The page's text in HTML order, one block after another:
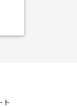
ト